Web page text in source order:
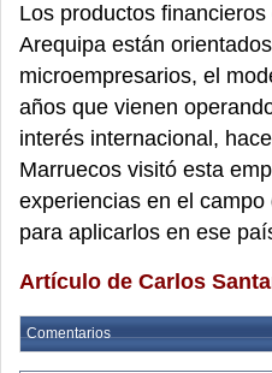
Los productos
Arequipa están
microempresarios, el
años que vienen
interés internacional,
Marruecos visitó esta
experiencias en el
para aplicarlos en ese
Artículo de Carlos
Comentarios